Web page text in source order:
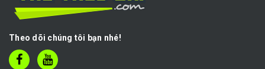
Theo dõi chúng tôi bạn nhé!